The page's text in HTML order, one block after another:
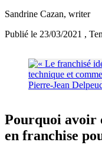
Sandrine Cazan, writer
Publié le 23/03/2021 ,
Pourquoi avoir
en franchise